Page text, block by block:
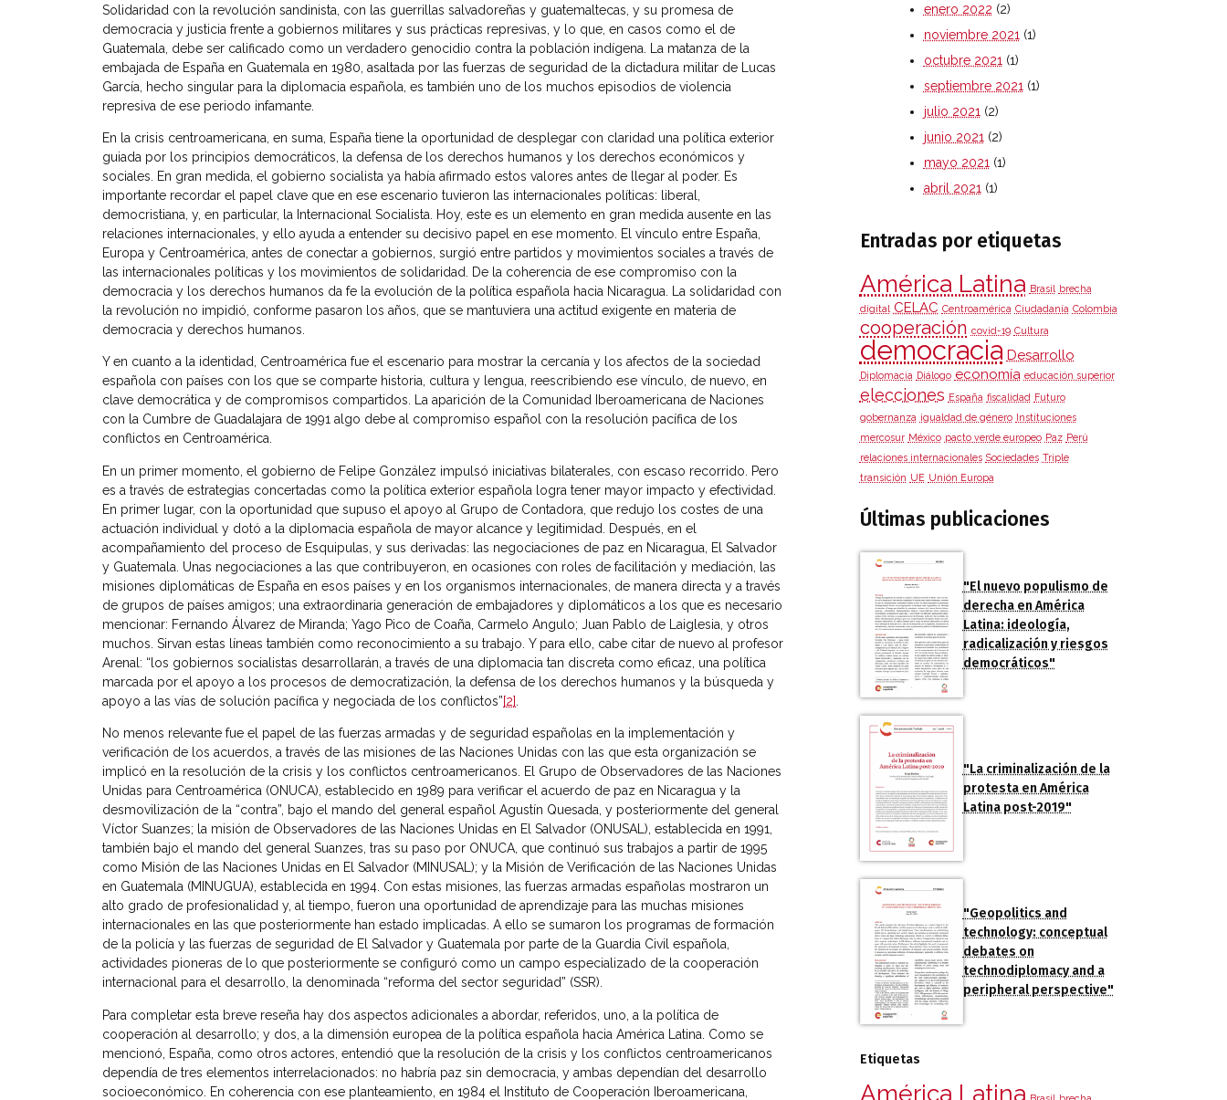
Solidaridad con la revolución sandinista, con las guerrillas salvadoreñas y guatemaltecas, y su promesa de
democracia y justicia frente a gobiernos militares y sus prácticas represivas, y lo que, en casos como el de
Guatemala, debe ser calificado como un verdadero genocidio contra la población indígena. La matanza de la
embajada de España en Guatemala en 1980, asaltada por las fuerzas de seguridad de la dictadura militar de Lucas
García, hecho singular para la diplomacia española, es también uno de los muchos episodios de violencia
represiva de ese periodo infamante.
En la crisis centroamericana, en suma, España tiene la oportunidad de desplegar con claridad una política exterior
guiada por los principios democráticos, la defensa de los derechos humanos y los derechos económicos y
sociales. En gran medida, el gobierno socialista ya había afirmado estos valores antes de llegar al poder. Es
importante recordar el papel clave que en ese escenario tuvieron las internacionales políticas: liberal,
democristiana, y, en particular, la Internacional Socialista. Hoy, este es un elemento en gran medida ausente en las
relaciones internacionales, y ello ayuda a entender su decisivo papel en ese momento. El vínculo entre España,
Europa y Centroamérica, antes de conectar a gobiernos, surgió entre partidos y movimientos sociales a través de
las internacionales políticas y los movimientos de solidaridad. De la coherencia de ese compromiso con la
democracia y los derechos humanos da fe la evolución de la política española hacia Nicaragua. La solidaridad con
la revolución no impidió, conforme pasaron los años, que se mantuviera una actitud exigente en materia de
democracia y derechos humanos.
Y en cuanto a la identidad, Centroamérica fue el escenario para mostrar la cercanía y los afectos de la sociedad
española con países con los que se comparte historia, cultura y lengua, reescribiendo ese vínculo, de nuevo, en
clave democrática y de compromisos compartidos. La aparición de la Comunidad Iberoamericana de Naciones
con la Cumbre de Guadalajara de 1991 algo debe al compromiso español con la resolución pacífica de los
conflictos en Centroamérica.
En un primer momento, el gobierno de Felipe González impulsó iniciativas bilaterales, con escaso recorrido. Pero
es a través de estrategias concertadas como la política exterior española logra tener mayor impacto y efectividad.
En primer lugar, con la oportunidad que supuso el apoyo al Grupo de Contadora, que redujo los costes de una
actuación individual y dotó a la diplomacia española de mayor alcance y legitimidad. Después, en el
acompañamiento del proceso de Esquipulas, y sus derivadas: las negociaciones de paz en Nicaragua, El Salvador
y Guatemala. Unas negociaciones a las que contribuyeron, en ocasiones con roles de facilitación y mediación, las
misiones diplomáticas de España en esos países y en los organismos internacionales, de manera directa y a través
de grupos de países amigos; una extraordinaria generación de embajadores y diplomáticos a los que es necesario
mencionar: Fernando Álvarez de Miranda; Yago Pico de Coaña, Carmelo Angulo; Juan Pablo de Laiglesia, y otros
muchos. Sirvan estas líneas también como reconocimiento a su trabajo. Y para ello, cabe citar de nuevo al profesor
Arenal: “los gobiernos socialistas desarrollarán, a través de una diplomacia tan discreta como eficaz, una política
marcada por el apoyo a los procesos de democratización, la defensa de los derechos humanos y la búsqueda y
apoyo a las vías de solución pacífica y negociada de los conflictos”[2]
No menos relevante fue el papel de las fuerzas armadas y de seguridad españolas en la implementación y
verificación de los acuerdos, a través de las misiones de las Naciones Unidas con las que esta organización se
implicó en la resolución de la crisis y los conflictos centroamericanos. El Grupo de Observadores de las Naciones
Unidas para Centroamérica (ONUCA), establecido en 1989 para verificar el acuerdo de paz en Nicaragua y la
desmovilización de la “contra”, bajo el mando del general español Agustín Quesada, y posteriormente del general
Víctor Suanzes; la misión de Observadores de las Naciones Unidas en El Salvador (ONUSAL), establecida en 1991,
también bajo el mando del general Suanzes, tras su paso por ONUCA, que continuó sus trabajos a partir de 1995
como Misión de las Naciones Unidas en El Salvador (MINUSAL); y la Misión de Verificación de las Naciones Unidas
en Guatemala (MINUGUA), establecida en 1994. Con estas misiones, las fuerzas armadas españolas mostraron un
alto grado de profesionalidad y, al tiempo, fueron una oportunidad de aprendizaje para las muchas misiones
internacionales en las que posteriormente han estado implicadas. A ello se sumaron los programas de formación
de la policía y las fuerzas de seguridad de El Salvador y Guatemala por parte de la Guardia Civil española,
actividades pioneras de lo que posteriormente se configuró como un campo especializado de la cooperación
internacional para el desarrollo, la denominada “reforma del sector seguridad” (SSR).
Para completar esta breve reseña hay dos aspectos adicionales a abordar, referidos, uno, a la política de
cooperación al desarrollo; y dos, a la dimensión europea de la política española hacia América Latina. Como se
mencionó, España, como otros actores, entendió que la resolución de la crisis y los conflictos centroamericanos
dependía de tres elementos interrelacionados: no habría paz sin democracia, y ambas dependían del desarrollo
socioeconómico. En coherencia con ese planteamiento, en 1984 el Instituto de Cooperación Iberoamericana,
enero 2022 (2)
noviembre 2021 (1)
octubre 2021 (1)
septiembre 2021 (1)
julio 2021 (2)
junio 2021 (2)
mayo 2021 (1)
abril 2021 (1)
Entradas por etiquetas
América Latina Brasil brecha
digital CELAC Centroamérica Ciudadanía Colombia
cooperación covid-19 Cultura
democracia Desarrollo
Diplomacia Diálogo economía educación superior
elecciones España fiscalidad Futuro
gobernanza igualdad de género Instituciones
mercosur México pacto verde europeo Paz Perú
relaciones internacionales Sociedades Triple
transición UE Unión Europa
Últimas publicaciones
"El nuevo populismo de
derecha en América
Latina: ideología,
radicalización y riesgos
democráticos"
"La criminalización de la
protesta en América
Latina post-2019"
"Geopolitics and
technology: conceptual
debates on
technodiplomacy and a
peripheral perspective"
Etiquetas
América Latina